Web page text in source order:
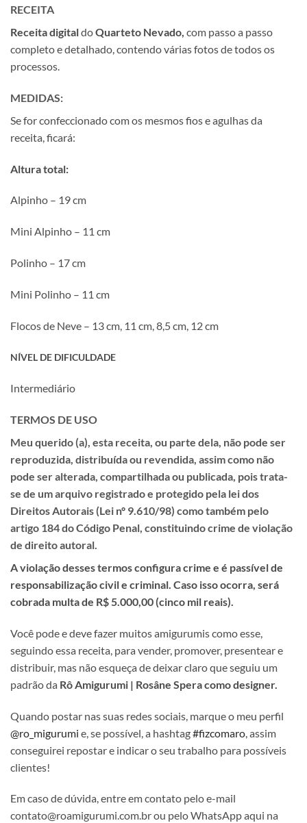
RECEITA
ReceitadigitaldoQuarteto Nevado, com passo a passo
completo e detalhado, contendo várias fotos de todos os
processos.
MEDIDAS:
Se for confeccionado com os mesmos fios e agulhas da
receita, ficará:
Altura total:
Alpinho – 19 cm
Mini Alpinho – 11 cm
Polinho – 17 cm
Mini Polinho – 11 cm
Flocos de Neve – 13 cm, 11 cm, 8,5 cm, 12 cm
NÍVEL DE DIFICULDADE
Intermediário
TERMOS DE USO
Meu querido (a), esta receita, ou parte dela, não pode ser
reproduzida, distribuída ou revendida, assim como não
pode ser alterada, compartilhada ou publicada, pois trata-
se de umarquivo registrado e protegido pela lei dos
Direitos Autorais (Lei nº 9.610/98) como também pelo
artigo 184 do Código Penal, constituindo crime de violação
de direito autoral.
A violação desses termos configura crime e é passível de
responsabilização civil e criminal. Caso isso ocorra, será
cobrada multa de R$ 5.000,00 (cinco mil reais).
Você pode e deve fazer muitos amigurumis como esse,
seguindo essa receita, para vender, promover, presentear e
distribuir, mas não esqueça de deixar claro que seguiu um
padrão da Rô Amigurumi | Rosâne Spera como designer.
Quando postar nas suas redes sociais, marque o meu perfil
@ro_migurumi e, se possível, a hashtag#fizcomaro , assim
conseguirei repostar e indicar o seu trabalho para possíveis
clientes!
Em caso de dúvida, entre em contato pelo e-mail
contato@roamigurumi.com.br ou pelo WhatsApp aqui na